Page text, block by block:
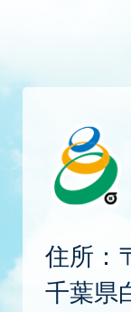
住所：
千葉県